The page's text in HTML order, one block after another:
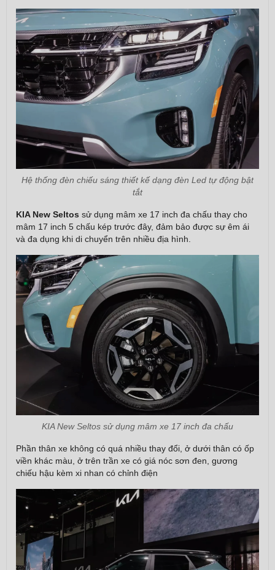
Hệ thống đèn chiếu sáng thiết kế dạng đèn Led tự động bật
tắt
KIA New Seltos sử dụng mâm xe 17 inch đa chấu thay cho
mâm 17 inch 5 chấu kép trước đây, đảm bảo được sự êm ái
và đa dụng khi di chuyển trên nhiều địa hình.
KIA New Seltos sử dụng mâm xe 17 inch đa chấu
Phần thân xe không có quá nhiều thay đổi, ở dưới thân có ốp
viền khác màu, ở trên trần xe có giá nóc sơn đen, gương
chiếu hậu kèm xi nhan có chỉnh điện